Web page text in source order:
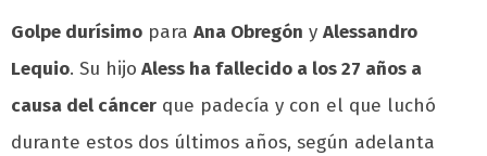
Golpe durísimo para Ana Obregón y Alessandro
Lequio. Su hijo Aless ha fallecido a los 27 años a
causa del cáncer que padecía y con el que luchó
durante estos dos últimos años, según adelanta